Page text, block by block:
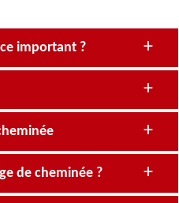
important ?
de cheminée ?